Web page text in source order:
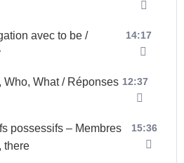
avec to be /
14:17
Who, What / Réponses 12:37
possessifs – Membres
there
15:36